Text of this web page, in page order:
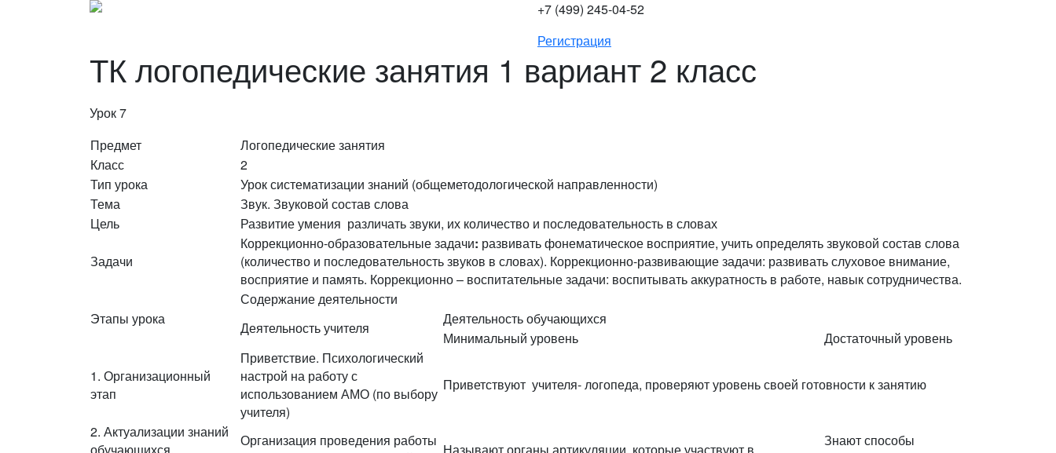
+7 (499) 245-04-52
Регистрация
ТК логопедические занятия 1 вариант 2 класс
Урок 7
Предмет
Логопедические занятия
Класс
2
Тип урока
Урок систематизации знаний (общеметодологической направленности)
Тема
Звук. Звуковой состав слова
Цель
Развитие умения различать звуки, их количество и последовательность в словах
Задачи
Коррекционно-образовательные задачи: развивать фонематическое восприятие, учить определять звуковой состав слова
(количество и последовательность звуков в словах). Коррекционно-развивающие задачи: развивать слуховое внимание,
восприятие и память. Коррекционно – воспитательные задачи: воспитывать аккуратность в работе, навык сотрудничества.
Этапы урока
Содержание деятельности
Деятельность учителя
Деятельность обучающихся
Минимальный уровень
Достаточный уровень
1. Организационный
этап
Приветствие. Психологический
настрой на работу с
использованием АМО (по выбору
учителя)
Приветствуют учителя- логопеда, проверяют уровень своей готовности к занятию
2. Актуализации знаний
Организация проведения работы
Знают способы